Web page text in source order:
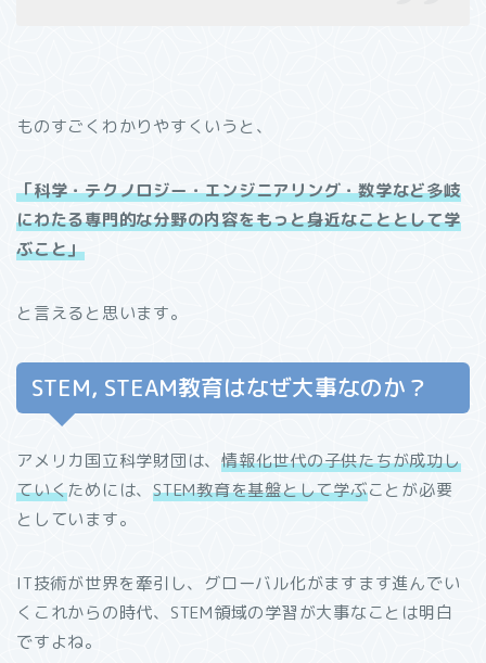
ものすごくわかりやすくいうと、
「科学・テクノロジー・エンジニアリング・数学など多岐
にわたる専門的な分野の内容をもっと身近なこととして学
ぶこと」
と言えると思います。
STEM, STEAM教育はなぜ大事なのか？
アメリカ国立科学財団は、情報化世代の子供たちが成功し
ていくためには、STEM教育を基盤として学ぶことが必要
としています。
IT技術が世界を牽引し、グローバル化がますます進んでい
くこれからの時代、STEM領域の学習が大事なことは明白
ですよね。